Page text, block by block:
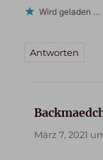
Wird geladen …
Antworten
März 7, 2021